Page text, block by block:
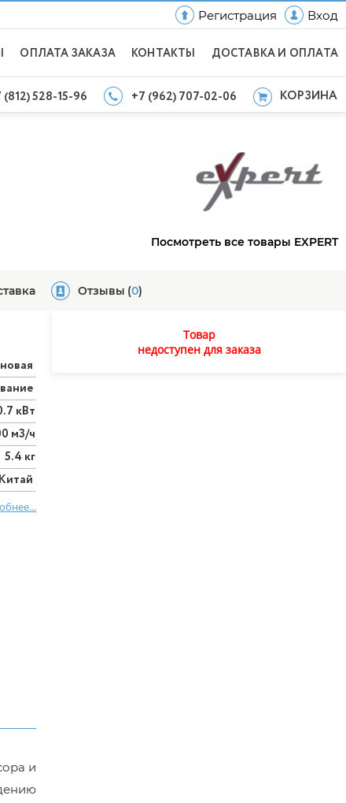
Регистрация Вход
ОПЛАТА ЗАКАЗА КОНТАКТЫ ДОСТАВКА И ОПЛАТА
(812) 528-15-96 +7 (962) 707-02-06 КОРЗИНА
Посмотреть все товары EXPERT
Отзывы (0)
кВт
м3/ч
5.4 кг
Китай
и
Товар
недоступен для заказа